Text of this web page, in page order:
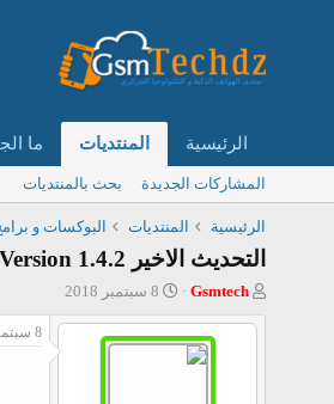
الرئيسية المنتديات ما
المشاركات الجديدة بحث بالمنتديات
الرئيسية المنتديات البوكسات و
التحديث الاخير EFT Dongle Version 1.4.2 بتاريخ 6\9\2018
بGsmtech
ت
ر
8 سبتمبر 2018
8 سبتمبر 2018